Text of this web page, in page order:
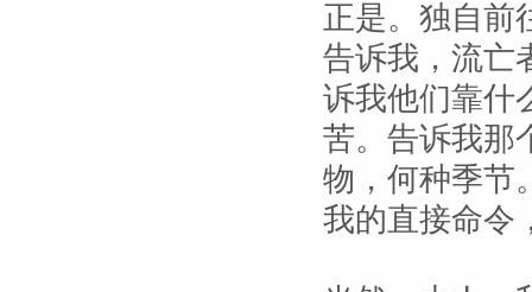
正是。独自前
告诉我，流亡
诉我他们靠什
苦。告诉我那
物，何种季节
我的直接命令